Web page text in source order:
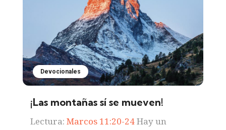
Devocionales
¡Las montañas sí se mueven!
Lectura: Marcos 11:20-24Hay un